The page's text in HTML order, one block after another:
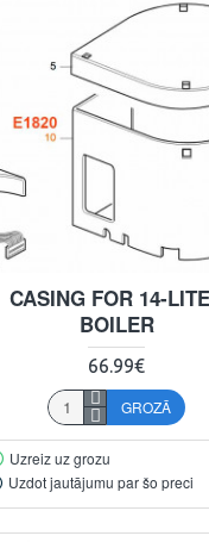
CASING FOR 14-
BOILER
66.99€
GROZĀ
Uzreiz uz grozu
Uzdot jautājumu par šo preci